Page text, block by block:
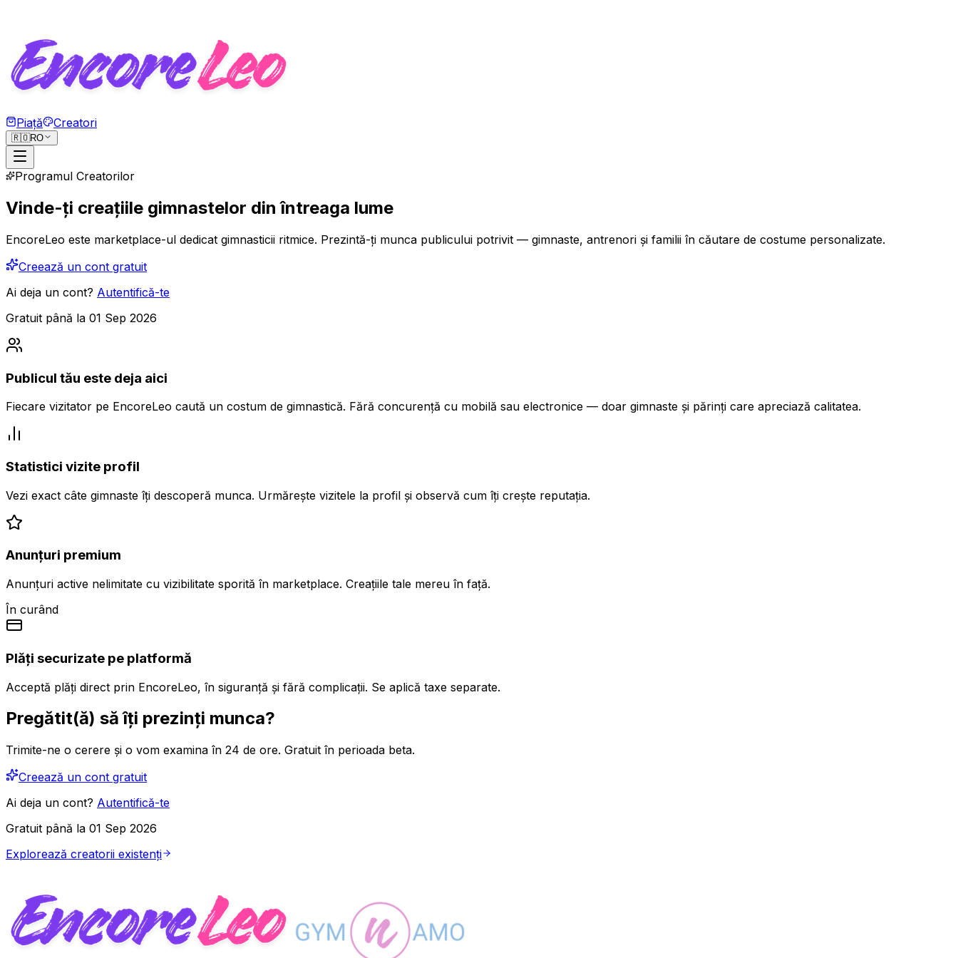
Piață Creatori
🇷🇴RO
Programul Creatorilor
Vinde-ți creațiile gimnastelor din întreaga lume
EncoreLeo este marketplace-ul dedicat gimnasticii ritmice. Prezintă-ți munca publicului potrivit — gimnaste, antrenori și familii în căutare de costume personalizate.
Creează un cont gratuit
Ai deja un cont? Autentifică-te
Gratuit până la 01 Sep 2026
Publicul tău este deja aici
Fiecare vizitator pe EncoreLeo caută un costum de gimnastică. Fără concurență cu mobilă sau electronice — doar gimnaste și părinți care apreciază calitatea.
Statistici vizite profil
Vezi exact câte gimnaste îți descoperă munca. Urmărește vizitele la profil și observă cum îți crește reputația.
Anunțuri premium
Anunțuri active nelimitate cu vizibilitate sporită în marketplace. Creațiile tale mereu în față.
În curând
Plăți securizate pe platformă
Acceptă plăți direct prin EncoreLeo, în siguranță și fără complicații. Se aplică taxe separate.
Pregătit(ă) să îți prezinți munca?
Trimite-ne o cerere și o vom examina în 24 de ore. Gratuit în perioada beta.
Creează un cont gratuit
Ai deja un cont? Autentifică-te
Gratuit până la 01 Sep 2026
Explorează creatorii existenți